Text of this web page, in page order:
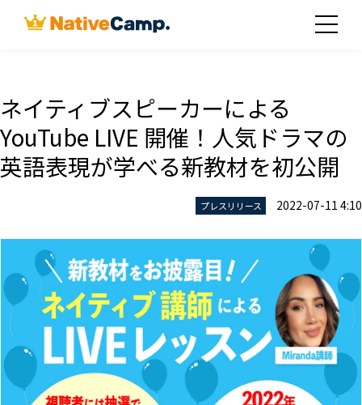
ネイティブスピーカーによる
YouTube LIVE 開催！人気ドラマの
英語表現が学べる新教材を初公開
プレスリリース 2022-07-11 4:10